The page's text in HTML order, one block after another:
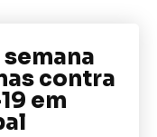
contra
em